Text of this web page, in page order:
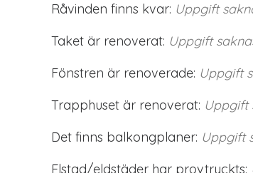
Råvinden finns kvar: Uppgift
Taket är renoverat: Uppgift
Fönstren är renoverade: Uppgift
Trapphuset är renoverat: Uppgift
Det finns balkongplaner: Uppgift
Elstad/eldstäder har provtryckts: